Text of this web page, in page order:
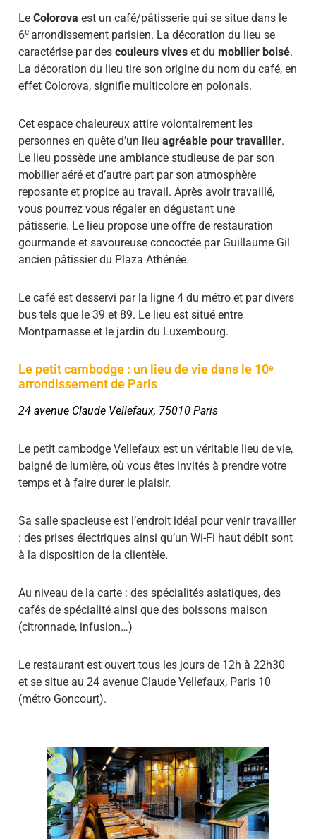
Le Colorova est un café/pâtisserie qui se situe dans le
6e arrondissement parisien. La décoration du lieu se
caractérise par des couleurs vives et du mobilier boisé.
La décoration du lieu tire son origine du nom du café, en
effet Colorova, signifie multicolore en polonais.
Cet espace chaleureux attire volontairement les
personnes en quête d’un lieu agréable pour travailler.
Le lieu possède une ambiance studieuse de par son
mobilier aéré et d’autre part par son atmosphère
reposante et propice au travail. Après avoir travaillé,
vous pourrez vous régaler en dégustant une
pâtisserie. Le lieu propose une offre de restauration
gourmande et savoureuse concoctée par Guillaume Gil
ancien pâtissier du Plaza Athénée.
Le café est desservi par la ligne 4 du métro et par divers
bus tels que le 39 et 89. Le lieu est situé entre
Montparnasse et le jardin du Luxembourg.
Le petit cambodge : un lieu de vie dans le 10ᵉ
arrondissement de Paris
24 avenue Claude Vellefaux, 75010 Paris
Le petit cambodge Vellefaux est un véritable lieu de vie,
baigné de lumière, où vous êtes invités à prendre votre
temps et à faire durer le plaisir.
Sa salle spacieuse est l’endroit idéal pour venir travailler
: des prises électriques ainsi qu’un Wi-Fi haut débit sont
à la disposition de la clientèle.
Au niveau de la carte : des spécialités asiatiques, des
cafés de spécialité ainsi que des boissons maison
(citronnade, infusion…)
Le restaurant est ouvert tous les jours de 12h à 22h30
et se situe au 24 avenue Claude Vellefaux, Paris 10
(métro Goncourt).